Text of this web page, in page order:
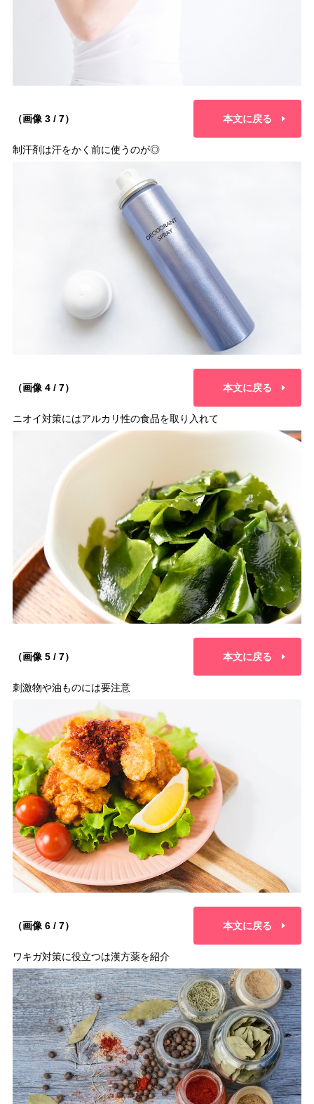
（画像 3 / 7） 本文に戻る
制汗剤は汗をかく前に使うのが◎
（画像 4 / 7） 本文に戻る
ニオイ対策にはアルカリ性の食品を取り入れて
（画像 5 / 7） 本文に戻る
刺激物や油ものには要注意
（画像 6 / 7） 本文に戻る
ワキガ対策に役立つは漢方薬を紹介